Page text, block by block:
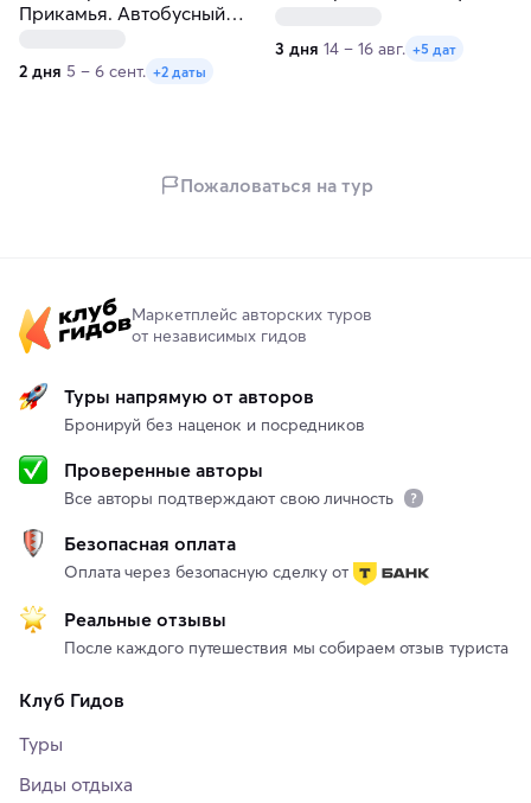
Прикамья. Автобусный
2 дня 5 – 6 сент. +2 даты
3 дня 14 – 16 авг. +5 дат
Пожаловаться на тур
Маркетплейс авторских туров
от независимых гидов
Туры напрямую от авторов
Бронируй без наценок и посредников
Проверенные авторы
Все авторы подтверждают свою личность
Безопасная оплата
Оплата через безопасную сделку от
Реальные отзывы
После каждого путешествия мы собираем отзыв туриста
Клуб Гидов
Туры
Виды отдыха